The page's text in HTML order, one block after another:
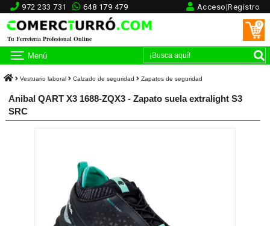
972 233 731 648 179 479 Acceso|Registro
Tu Ferretería Profesional Online
0
Menú
Vestuario laboral Calzado de seguridad Zapatos de seguridad
Anibal QART X3 1688-ZQX3 - Zapato suela extralight S3
SRC